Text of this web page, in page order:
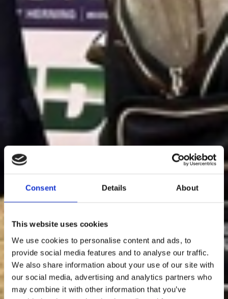
Consent Details About
This website uses cookies
We use cookies to personalise content and ads, to
provide social media features and to analyse our traffic.
We also share information about your use of our site with
our social media, advertising and analytics partners who
may combine it with other information that you’ve